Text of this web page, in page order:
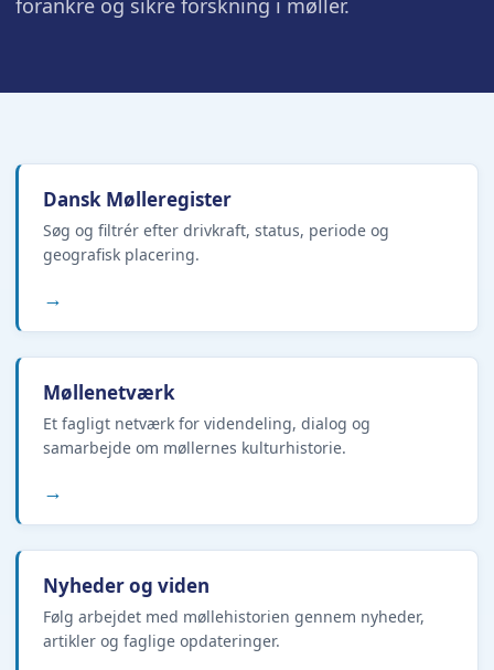
forankre og sikre forskning i møller.
Dansk Mølleregister
Søg og filtrér efter drivkraft, status, periode og
geografisk placering.
→
Møllenetværk
Et fagligt netværk for videndeling, dialog og
samarbejde om møllernes kulturhistorie.
→
Nyheder og viden
Følg arbejdet med møllehistorien gennem nyheder,
artikler og faglige opdateringer.